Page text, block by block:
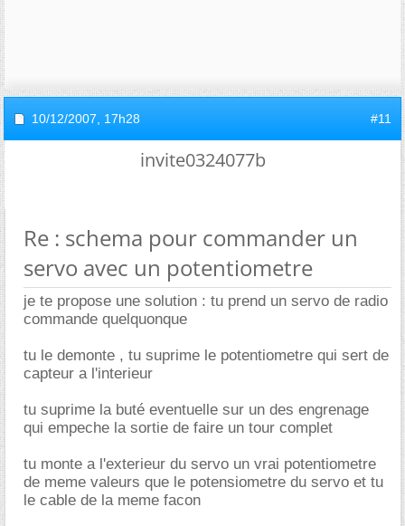
10/12/2007, 17h28 #11
invite0324077b
Re : schema pour commander un
servo avec un potentiometre
je te propose une solution : tu prend un servo de radio
commande quelquonque
tu le demonte , tu suprime le potentiometre qui sert de
capteur a l'interieur
tu suprime la buté eventuelle sur un des engrenage
qui empeche la sortie de faire un tour complet
tu monte a l'exterieur du servo un vrai potentiometre
de meme valeurs que le potensiometre du servo et tu
le cable de la meme facon